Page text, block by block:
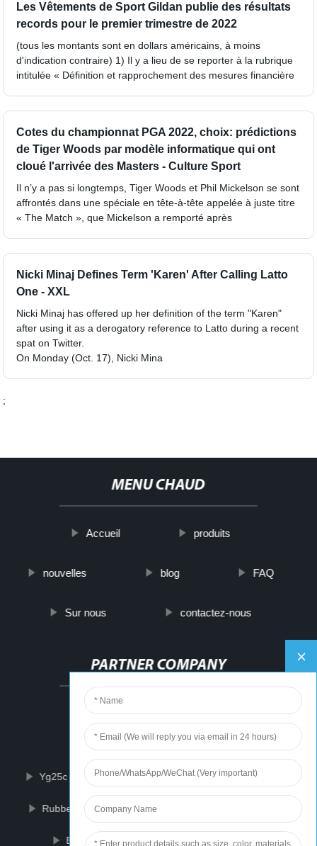
Les Vêtements de Sport Gildan publie des résultats
records pour le premier trimestre de 2022
(tous les montants sont en dollars américains, à moins
d'indication contraire) 1) Il y a lieu de se reporter à la rubrique
intitulée « Définition et rapprochement des mesures financière
Cotes du championnat PGA 2022, choix: prédictions
de Tiger Woods par modèle informatique qui ont
cloué l'arrivée des Masters - Culture Sport
Il n’y a pas si longtemps, Tiger Woods et Phil Mickelson se sont
affrontés dans une spéciale en tête-à-tête appelée à juste titre
« The Match », que Mickelson a remporté après
Nicki Minaj Defines Term 'Karen' After Calling Latto
One - XXL
Nicki Minaj has offered up her definition of the term "Karen"
after using it as a derogatory reference to Latto during a recent
spat on Twitter.
On Monday (Oct. 17), Nicki Mina
;
MENU CHAUD
Accueil produits
nouvelles blog FAQ
Sur nous contactez-nous
PARTNER COMPANY
Contact Resistivity Aluminum
Electro Mechanical Thermostat
Yg25c Tungsten Carbide Dies Office Chair Deals
Rubber Accelerator Mbt M For Tire & Shoes Industry
Blower Wheel Ac Window Putty Tape